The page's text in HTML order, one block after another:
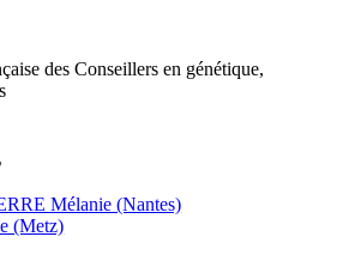
des Conseillers en génétique,
Mélanie (Nantes)
(Metz)